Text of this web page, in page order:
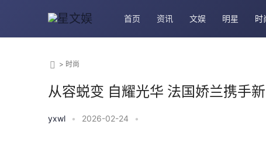
首页 资讯 文娱 明星 时
> 时尚
从容蜕变 自耀光华 法国娇兰携手
yxwl • 2026-02-24 •